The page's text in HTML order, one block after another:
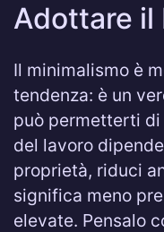
Adottare il
Il minimalismo è
tendenza: è un
può permetterti
del lavoro
proprietà, riduci
significa meno
elevate. Pensalo